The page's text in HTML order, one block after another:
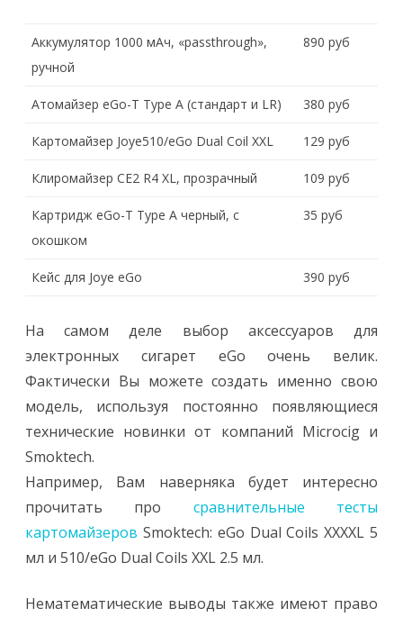
Аккумулятор 1000 мАч, «passthrough»,
ручной
890 руб
Атомайзер eGo-T Type A (стандарт и LR) 380 руб
Картомайзер Joye510/eGo Dual Coil XXL 129 руб
Клиромайзер CE2 R4 XL, прозрачный 109 руб
Картридж eGo-T Type A черный, с
окошком
35 руб
Кейс для Joye eGo 390 руб
На самом деле выбор аксессуаров для
электронных сигарет eGo очень велик.
Фактически Вы можете создать именно свою
модель, используя постоянно появляющиеся
технические новинки от компаний Microcig и
Smoktech.
Например, Вам наверняка будет интересно
прочитать про сравнительные тесты
картомайзеров Smoktech: eGo Dual Coils XXXXL 5
мл и 510/eGo Dual Coils XXL 2.5 мл.
Нематематические выводы также имеют право